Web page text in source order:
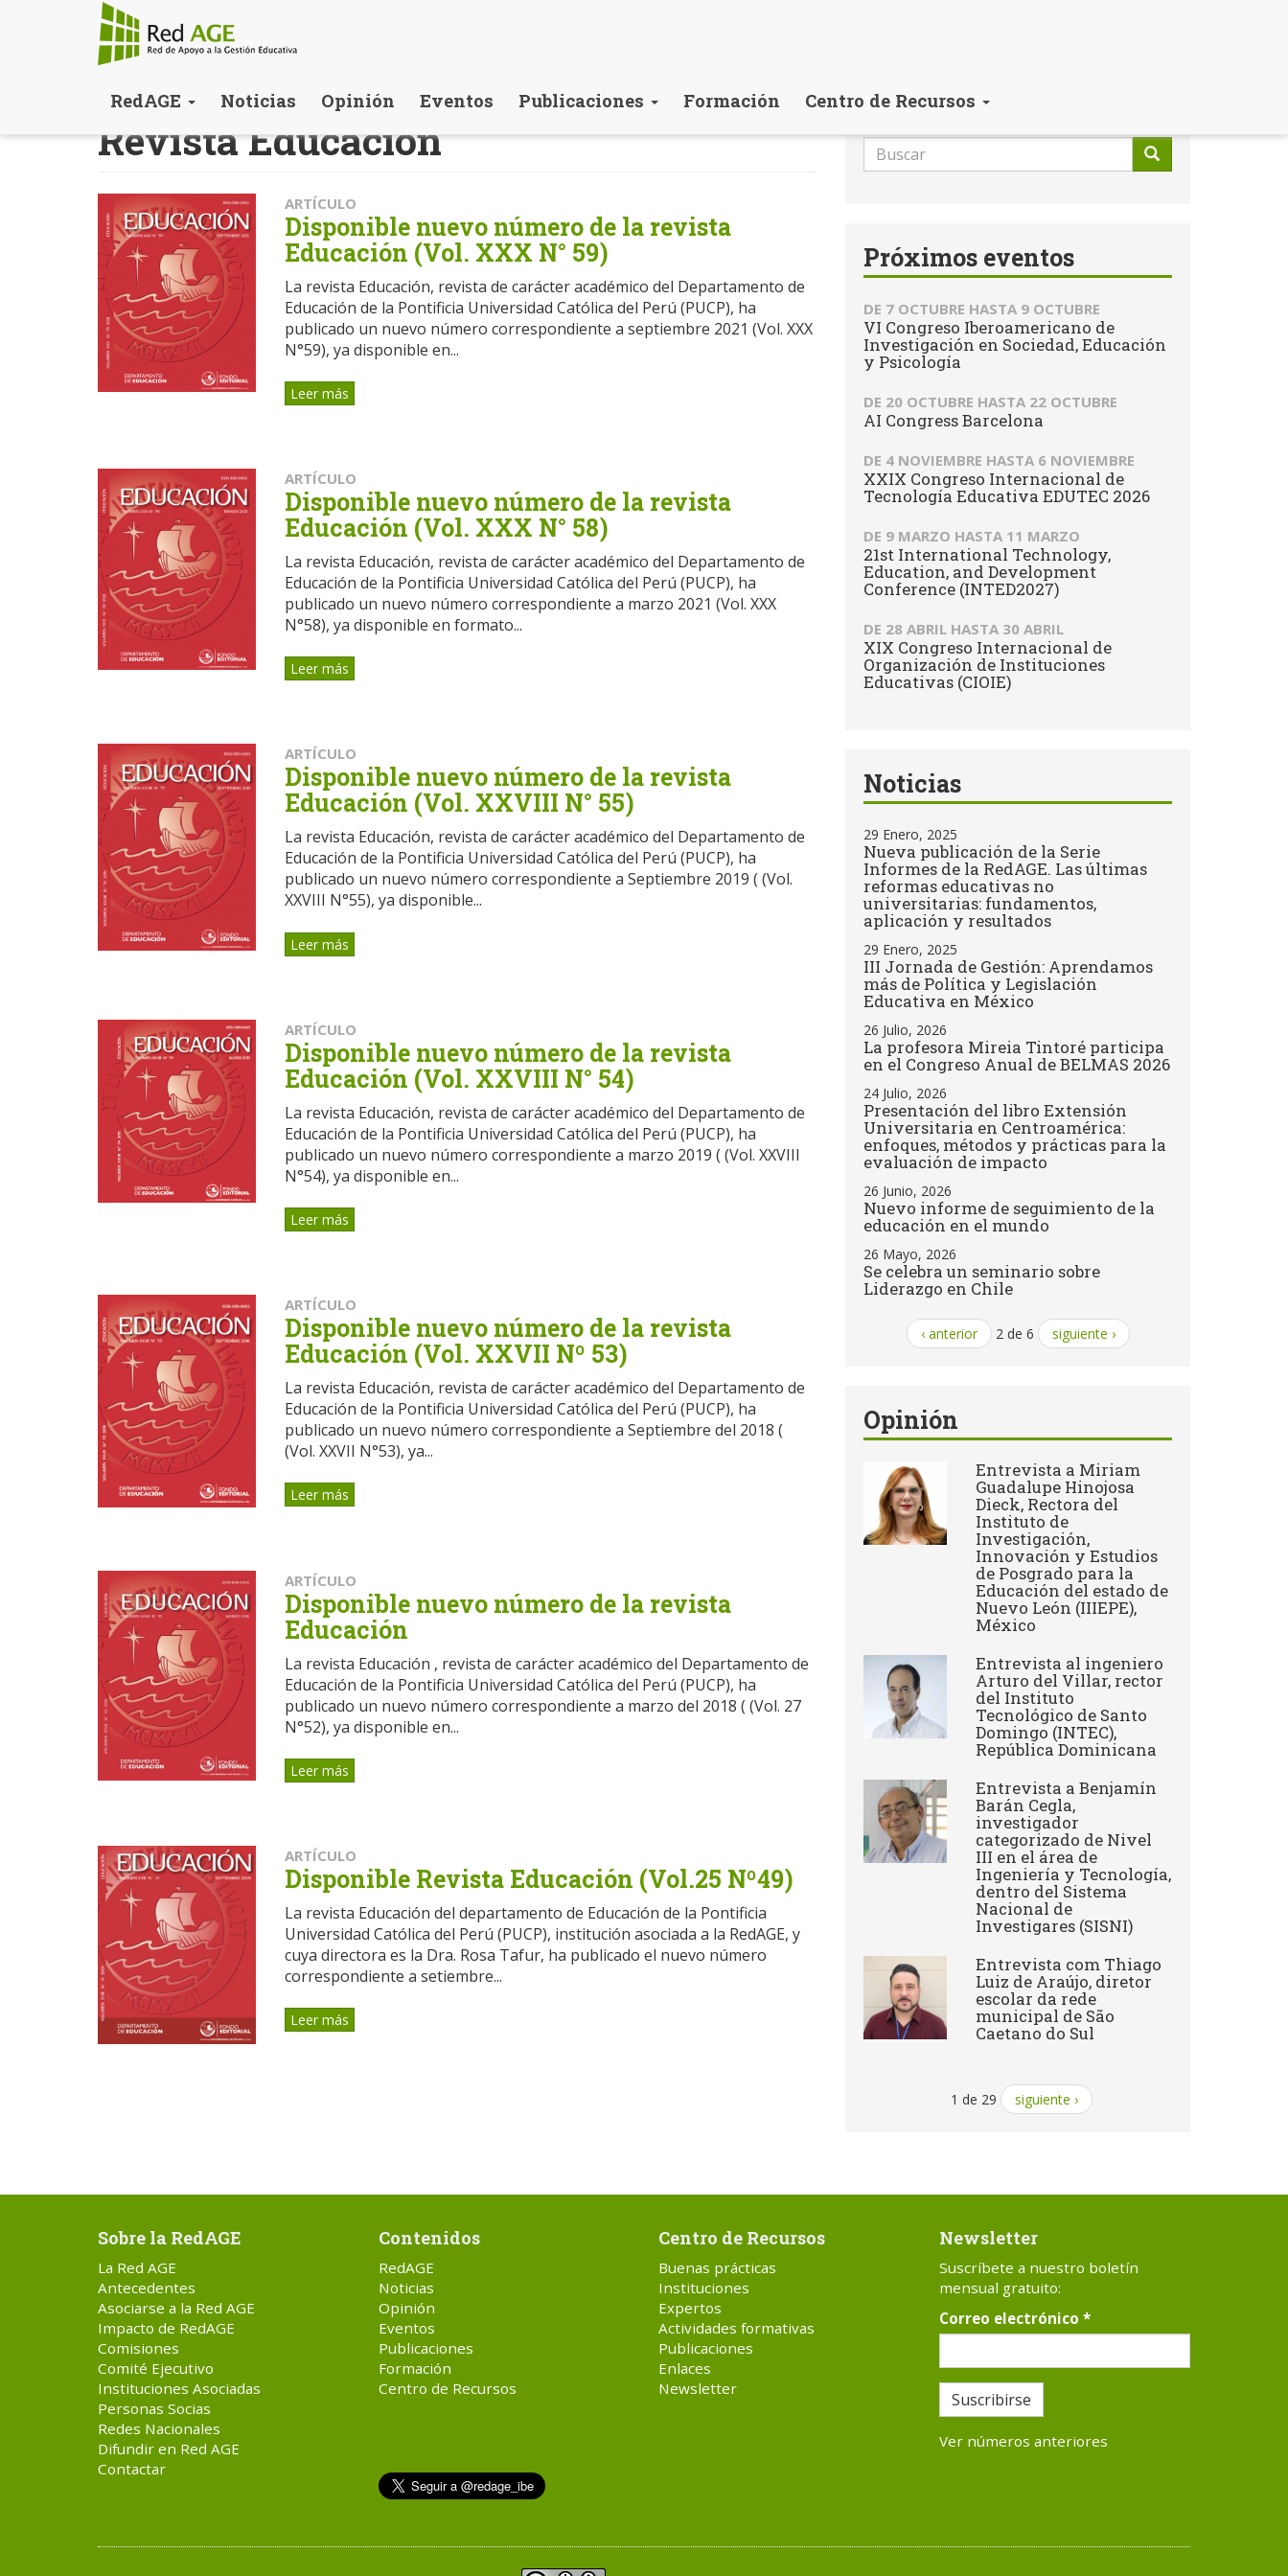
contenido
RedAGE Noticias Opinión Eventos Publicaciones Formación Centro de Recursos
Revista Educación
ARTÍCULO
Disponible nuevo número de la revista
Educación (Vol. XXX N° 59)
La revista Educación, revista de carácter académico del Departamento de
Educación de la Pontificia Universidad Católica del Perú (PUCP), ha
publicado un nuevo número correspondiente a septiembre 2021 (Vol. XXX
N°59), ya disponible en...
Leer más
ARTÍCULO
Disponible nuevo número de la revista
Educación (Vol. XXX N° 58)
La revista Educación, revista de carácter académico del Departamento de
Educación de la Pontificia Universidad Católica del Perú (PUCP), ha
publicado un nuevo número correspondiente a marzo 2021 (Vol. XXX
N°58), ya disponible en formato...
Leer más
ARTÍCULO
Disponible nuevo número de la revista
Educación (Vol. XXVIII N° 55)
La revista Educación, revista de carácter académico del Departamento de
Educación de la Pontificia Universidad Católica del Perú (PUCP), ha
publicado un nuevo número correspondiente a Septiembre 2019 ( (Vol.
XXVIII N°55), ya disponible...
Leer más
ARTÍCULO
Disponible nuevo número de la revista
Educación (Vol. XXVIII N° 54)
La revista Educación, revista de carácter académico del Departamento de
Educación de la Pontificia Universidad Católica del Perú (PUCP), ha
publicado un nuevo número correspondiente a marzo 2019 ( (Vol. XXVIII
N°54), ya disponible en...
Leer más
ARTÍCULO
Disponible nuevo número de la revista
Educación (Vol. XXVII Nº 53)
La revista Educación, revista de carácter académico del Departamento de
Educación de la Pontificia Universidad Católica del Perú (PUCP), ha
publicado un nuevo número correspondiente a Septiembre del 2018 (
(Vol. XXVII N°53), ya...
Leer más
ARTÍCULO
Disponible nuevo número de la revista
Educación
La revista Educación , revista de carácter académico del Departamento de
Educación de la Pontificia Universidad Católica del Perú (PUCP), ha
publicado un nuevo número correspondiente a marzo del 2018 ( (Vol. 27
N°52), ya disponible en...
Leer más
ARTÍCULO
Disponible Revista Educación (Vol.25 Nº49)
La revista Educación del departamento de Educación de la Pontificia
Universidad Católica del Perú (PUCP), institución asociada a la RedAGE, y
cuya directora es la Dra. Rosa Tafur, ha publicado el nuevo número
correspondiente a setiembre...
Leer más
Formulario
de
Próximos eventos
DE 7 OCTUBRE HASTA 9 OCTUBRE
VI Congreso Iberoamericano de
Investigación en Sociedad, Educación
y Psicología
DE 20 OCTUBRE HASTA 22 OCTUBRE
AI Congress Barcelona
DE 4 NOVIEMBRE HASTA 6 NOVIEMBRE
XXIX Congreso Internacional de
Tecnología Educativa EDUTEC 2026
DE 9 MARZO HASTA 11 MARZO
21st International Technology,
Education, and Development
Conference (INTED2027)
DE 28 ABRIL HASTA 30 ABRIL
XIX Congreso Internacional de
Organización de Instituciones
Educativas (CIOIE)
Noticias
29 Enero, 2025
Nueva publicación de la Serie
Informes de la RedAGE. Las últimas
reformas educativas no
universitarias: fundamentos,
aplicación y resultados
29 Enero, 2025
III Jornada de Gestión: Aprendamos
más de Política y Legislación
Educativa en México
26 Julio, 2026
La profesora Mireia Tintoré participa
en el Congreso Anual de BELMAS 2026
24 Julio, 2026
Presentación del libro Extensión
Universitaria en Centroamérica:
enfoques, métodos y prácticas para la
evaluación de impacto
26 Junio, 2026
Nuevo informe de seguimiento de la
educación en el mundo
26 Mayo, 2026
Se celebra un seminario sobre
Liderazgo en Chile
‹ anterior 2 de 6 siguiente ›
Opinión
Entrevista a Miriam
Guadalupe Hinojosa
Dieck, Rectora del
Instituto de
Investigación,
Innovación y Estudios
de Posgrado para la
Educación del estado de
Nuevo León (IIIEPE),
México
Entrevista al ingeniero
Arturo del Villar, rector
del Instituto
Tecnológico de Santo
Domingo (INTEC),
República Dominicana
Entrevista a Benjamín
Barán Cegla,
investigador
categorizado de Nivel
III en el área de
Ingeniería y Tecnología,
dentro del Sistema
Nacional de
Investigares (SISNI)
Entrevista com Thiago
Luiz de Araújo, diretor
escolar da rede
municipal de São
Caetano do Sul
1 de 29 siguiente ›
Sobre la RedAGE
La Red AGE
Antecedentes
Asociarse a la Red AGE
Impacto de RedAGE
Comisiones
Comité Ejecutivo
Instituciones Asociadas
Personas Socias
Redes Nacionales
Difundir en Red AGE
Contactar
Contenidos
RedAGE
Noticias
Opinión
Eventos
Publicaciones
Formación
Centro de Recursos
Centro de Recursos
Buenas prácticas
Instituciones
Expertos
Actividades formativas
Publicaciones
Enlaces
Newsletter
Newsletter
Suscríbete a nuestro boletín
mensual gratuito:
Correo electrónico *
Suscribirse
Ver números anteriores